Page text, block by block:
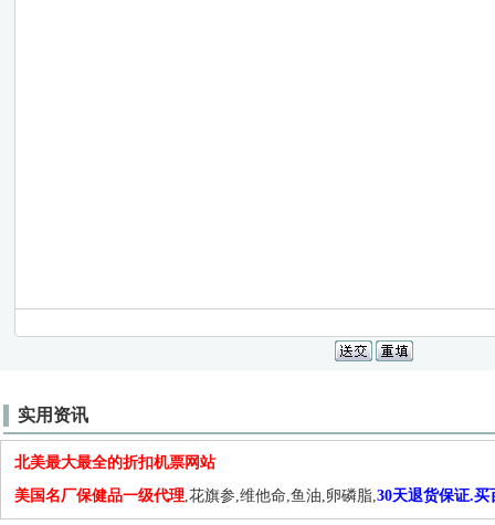
实用资讯
北美最大最全的折扣机票网站
美国名厂保健品一级代理,花旗参,维他命,鱼油,卵磷脂,30天退货保证.买